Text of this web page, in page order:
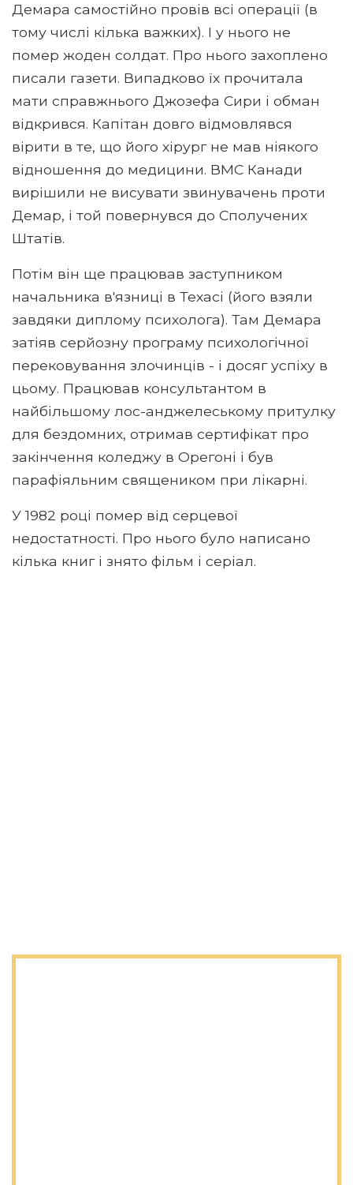
Демара самостійно провів всі операції (в
тому числі кілька важких). І у нього не
помер жоден солдат. Про нього захоплено
писали газети. Випадково їх прочитала
мати справжнього Джозефа Сири і обман
відкрився. Капітан довго відмовлявся
вірити в те, що його хірург не мав ніякого
відношення до медицини. ВМС Канади
вирішили не висувати звинувачень проти
Демар, і той повернувся до Сполучених
Штатів.
Потім він ще працював заступником
начальника в'язниці в Техасі (його взяли
завдяки диплому психолога). Там Демара
затіяв серйозну програму психологічної
перековування злочинців - і досяг успіху в
цьому. Працював консультантом в
найбільшому лос-анджелеському притулку
для бездомних, отримав сертифікат про
закінчення коледжу в Орегоні і був
парафіяльним священиком при лікарні.
У 1982 році помер від серцевої
недостатності. Про нього було написано
кілька книг і знято фільм і серіал.